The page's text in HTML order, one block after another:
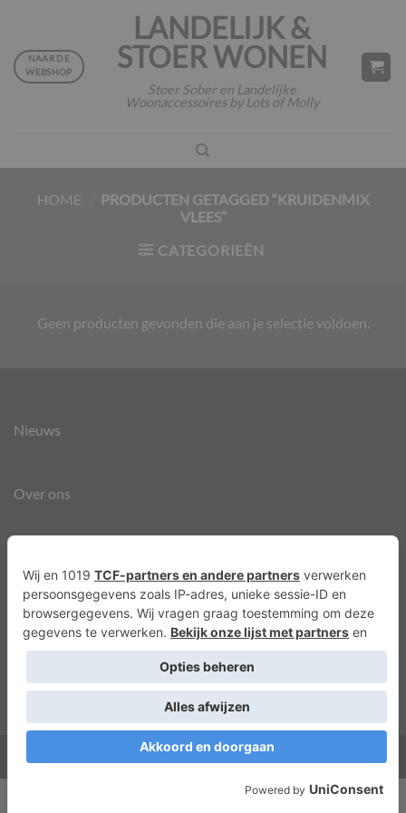
inhoud
LANDELIJK &
STOER WONEN
Stoer Sober en Landelijke
Woonaccessoires by Lots of Molly
NAAR DE
WEBSHOP
HOME
PRODUCTEN GETAGGED “KRUIDENMIX
VLEES”
CATEGORIEËN
Geen producten gevonden die aan je selectie voldoen.
Nieuws
Over ons
Privacyverklaring
Cookies
Copyright 2026 ©Lots of Molly